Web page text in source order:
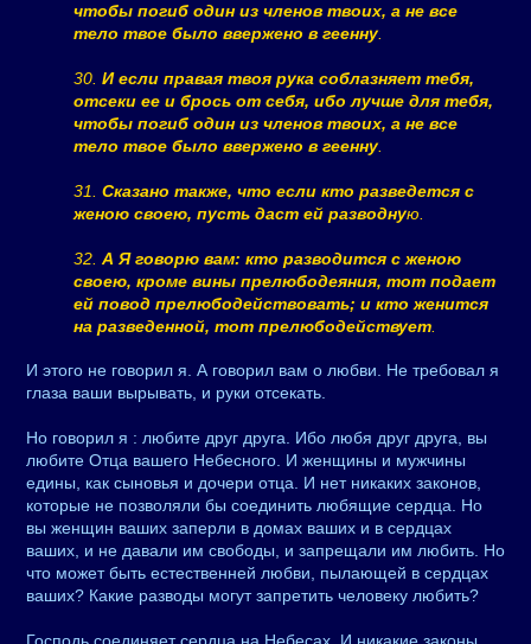
чтобы погиб один из членов твоих, а не все
тело твое было ввержено в геенну.
30. И если правая твоя рука соблазняет тебя,
отсеки ее и брось от себя, ибо лучше для тебя,
чтобы погиб один из членов твоих, а не все
тело твое было ввержено в геенну.
31. Сказано также, что если кто разведется с
женою своею, пусть даст ей разводную.
32. А Я говорю вам: кто разводится с женою
своею, кроме вины прелюбодеяния, тот подает
ей повод прелюбодействовать; и кто женится
на разведенной, тот прелюбодействует
И этого не говорил я. А говорил вам о любви. Не требовал я
глаза ваши вырывать, и руки отсекать.
Но говорил я : любите друг друга. Ибо любя друг друга, вы
любите Отца вашего Небесного. И женщины и мужчины
едины, как сыновья и дочери отца. И нет никаких законов,
которые не позволяли бы соединить любящие сердца. Но
вы женщин ваших заперли в домах ваших и в сердцах
ваших, и не давали им свободы, и запрещали им любить. Но
что может быть естественней любви, пылающей в сердцах
ваших? Какие разводы могут запретить человеку любить?